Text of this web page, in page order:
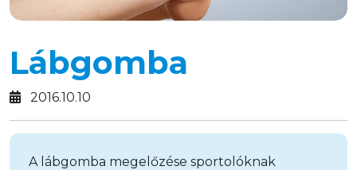
Lábgomba
2016.10.10
A lábgomba megelőzése sportolóknak